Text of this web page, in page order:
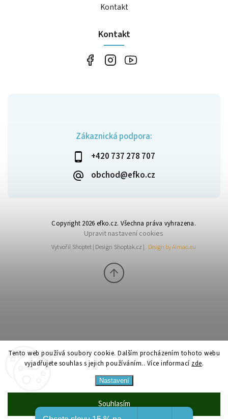
Tento web používá soubory cookie. Dalším procházením tohoto webu
vyjadřujete souhlas s jejich používáním.. Více informací zde.
Nastavení
Souhlasím
Zákaznická podpora:
+420 737 278 707
obchod@efko.cz
Kontakt
Kontakt
Copyright 2026 efko.cz. Všechna práva vyhrazena.
Upravit nastavení cookies
Vytvořil Shoptet| Design Shoptak.cz | Design by Almao.eu